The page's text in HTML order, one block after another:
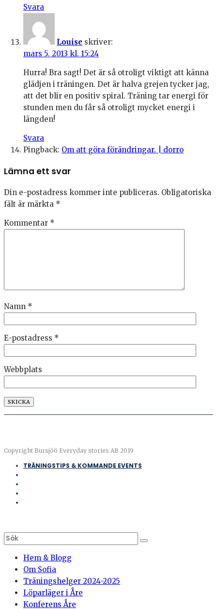
Svara
Louise skriver:
mars 5, 2013 kl. 15:24
Hurra! Bra sagt! Det är så otroligt viktigt att känna
glädjen i träningen. Det är halva grejen tycker jag,
att det blir en positiv spiral. Träning tar energi för
stunden men du får så otroligt mycket energi i
längden!
Svara
Pingback: Om att göra förändringar. | dorro
Lämna ett svar
Din e-postadress kommer inte publiceras. Obligatoriska
fält är märkta *
Kommentar *
Namn *
E-postadress *
Webbplats
Copyright Bursjöö Everyday stories AB 2019
TRÄNINGSTIPS & KOMMANDE EVENTS
Hem & Blogg
Om Sofia
Träningshelger 2024-2025
Löparläger i Åre
Konferens Åre